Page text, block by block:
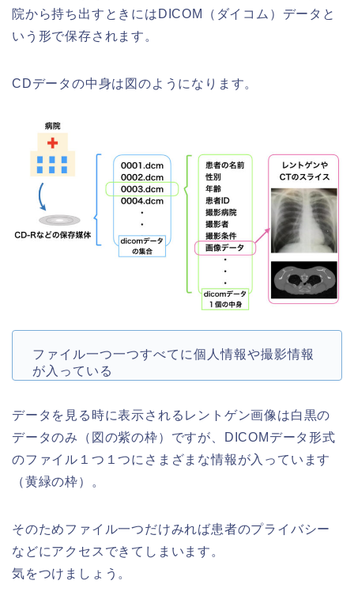
院から持ち出すときにはDICOM（ダイコム）データと
いう形で保存されます。
CDデータの中身は図のようになります。
ファイル一つ一つすべてに個人情報や撮影情報
が入っている
データを見る時に表示されるレントゲン画像は白黒の
データのみ（図の紫の枠）ですが、DICOMデータ形式
のファイル１つ１つにさまざまな情報が入っています
（黄緑の枠）。
そのためファイル一つだけみれば患者のプライバシー
などにアクセスできてしまいます。
気をつけましょう。